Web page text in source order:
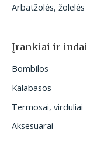
Arbatžolės, žolelės
Įrankiai ir indai
Bombilos
Kalabasos
Termosai, virduliai
Aksesuarai